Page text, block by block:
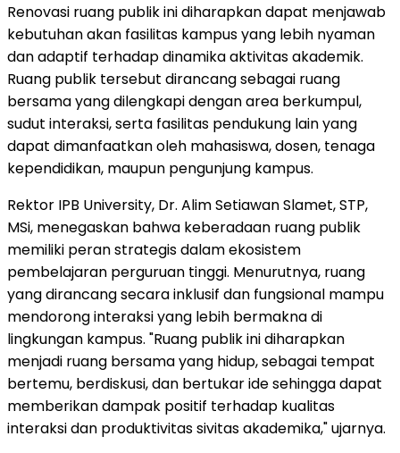
Renovasi ruang publik ini diharapkan dapat menjawab
kebutuhan akan fasilitas kampus yang lebih nyaman
dan adaptif terhadap dinamika aktivitas akademik.
Ruang publik tersebut dirancang sebagai ruang
bersama yang dilengkapi dengan area berkumpul,
sudut interaksi, serta fasilitas pendukung lain yang
dapat dimanfaatkan oleh mahasiswa, dosen, tenaga
kependidikan, maupun pengunjung kampus.
Rektor IPB University, Dr. Alim Setiawan Slamet, STP,
MSi, menegaskan bahwa keberadaan ruang publik
memiliki peran strategis dalam ekosistem
pembelajaran perguruan tinggi. Menurutnya, ruang
yang dirancang secara inklusif dan fungsional mampu
mendorong interaksi yang lebih bermakna di
lingkungan kampus. "Ruang publik ini diharapkan
menjadi ruang bersama yang hidup, sebagai tempat
bertemu, berdiskusi, dan bertukar ide sehingga dapat
memberikan dampak positif terhadap kualitas
interaksi dan produktivitas sivitas akademika," ujarnya.